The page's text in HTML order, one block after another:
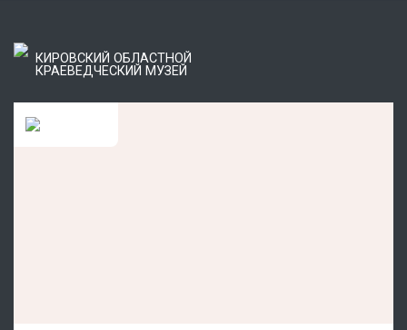
КИРОВСКИЙ ОБЛАСТНОЙ
КРАЕВЕДЧЕСКИЙ МУЗЕЙ